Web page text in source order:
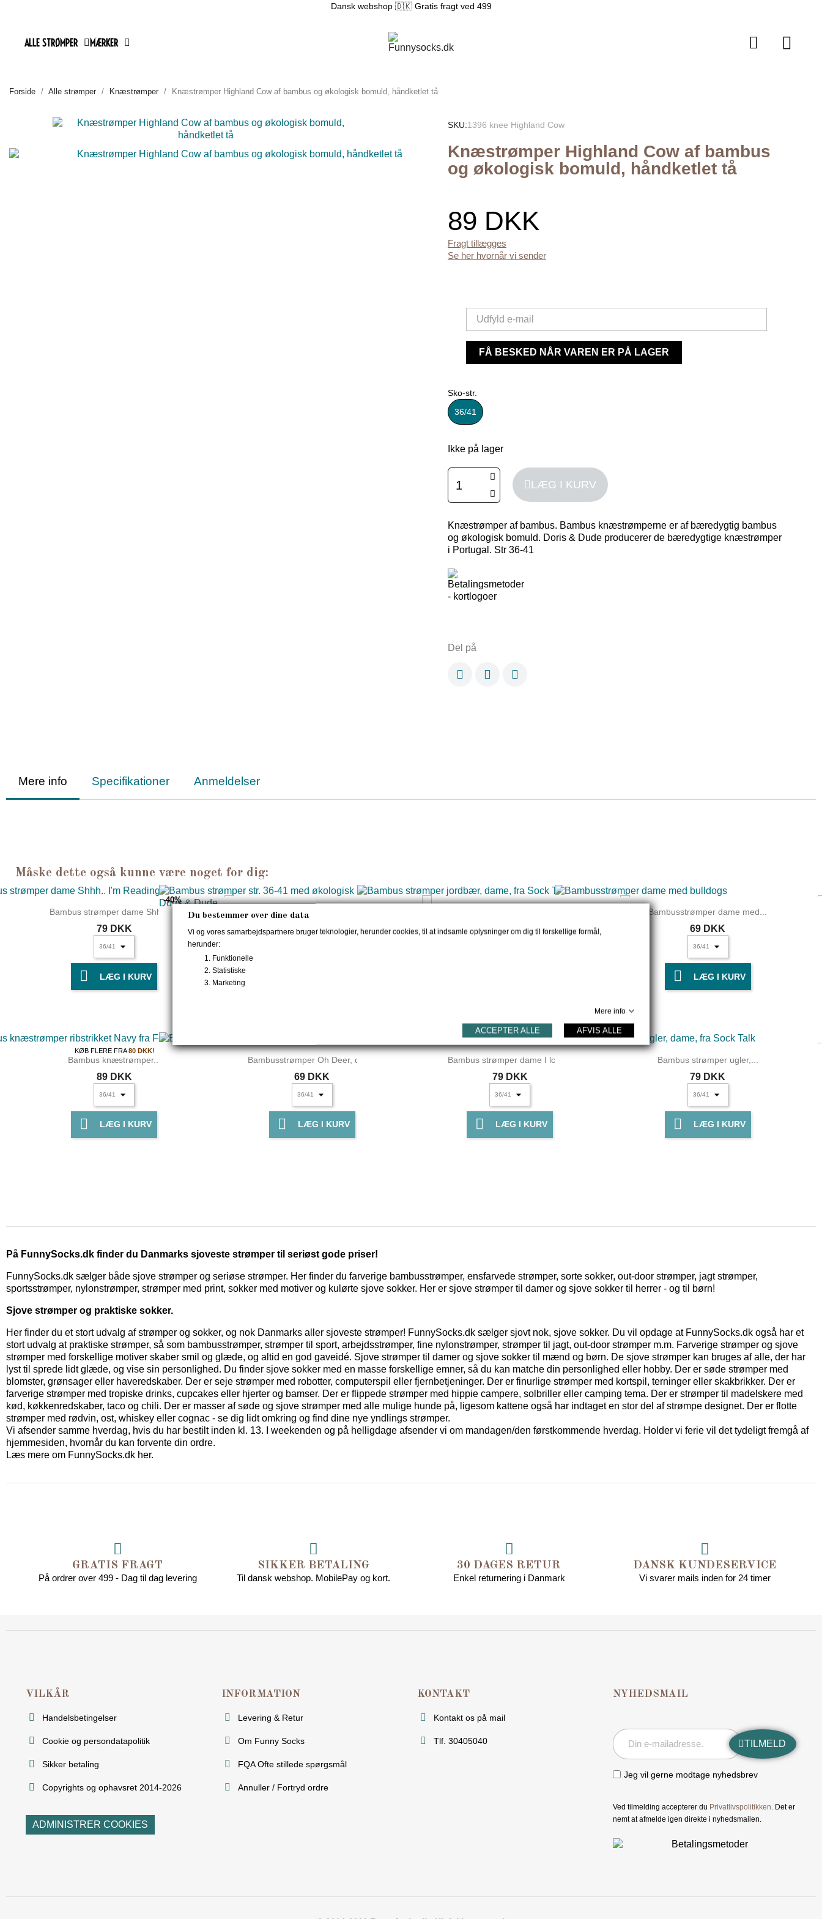
Dansk webshop 🇩🇰 Gratis fragt ved 499
ALLE STRØMPER MÆRKER
Forside Alle strømper Knæstrømper Knæstrømper Highland Cow af bambus og økologisk bomuld, håndketlet tå
SKU 1396 knee Highland Cow
Knæstrømper Highland Cow af bambus
og økologisk bomuld, håndketlet tå
89 DKK
Fragt tillægges
Se her hvornår vi sender
FÅ BESKED NÅR VAREN ER PÅ LAGER
Sko-str.
36/41
Ikke på lager
LÆG I KURV
Knæstrømper af bambus. Bambus knæstrømperne er af bæredygtig bambus
og økologisk bomuld. Doris & Dude producerer de bæredygtige knæstrømper
i Portugal. Str 36-41
Del på
Mere info Specifikationer Anmeldelser
Måske dette også kunne være noget for dig:
Bambus strømper dame Shhh.....
79 DKK
 LÆG I KURV
-40%
79 DKK
Bambusstrømper dame med...
69 DKK
 LÆG I KURV
Bambus knæstrømper...
KØB FLERE FRA80 DKK!
89 DKK
 LÆG I KURV
Bambusstrømper Oh Deer, dame
69 DKK
 LÆG I KURV
Bambus strømper dame I love...
79 DKK
 LÆG I KURV
Bambus strømper ugler,...
79 DKK
 LÆG I KURV
På FunnySocks.dk finder du Danmarks sjoveste strømper til seriøst gode priser!
FunnySocks.dk sælger både sjove strømper og seriøse strømper. Her finder du farverige bambusstrømper, ensfarvede strømper, sorte sokker, out-door strømper, jagt strømper,
sportsstrømper, nylonstrømper, strømper med print, sokker med motiver og kulørte sjove sokker. Her er sjove strømper til damer og sjove sokker til herrer - og til børn!
Sjove strømper og praktiske sokker.
Her finder du et stort udvalg af strømper og sokker, og nok Danmarks aller sjoveste strømper! FunnySocks.dk sælger sjovt nok, sjove sokker. Du vil opdage at FunnySocks.dk også har et
stort udvalg at praktiske strømper, så som bambusstrømper, strømper til sport, arbejdsstrømper, fine nylonstrømper, strømper til jagt, out-door strømper m.m. Farverige strømper og sjove
strømper med forskellige motiver skaber smil og glæde, og altid en god gaveidé. Sjove strømper til damer og sjove sokker til mænd og børn. De sjove strømper kan bruges af alle, der har
lyst til sprede lidt glæde, og vise sin personlighed. Du finder sjove sokker med en masse forskellige emner, så du kan matche din personlighed eller hobby. Der er søde strømper med
blomster, grønsager eller haveredskaber. Der er seje strømper med robotter, computerspil eller fjernbetjeninger. Der er finurlige strømper med kortspil, terninger eller skakbrikker. Der er
farverige strømper med tropiske drinks, cupcakes eller hjerter og bamser. Der er flippede strømper med hippie campere, solbriller eller camping tema. Der er strømper til madelskere med
kød, køkkenredskaber, taco og chili. Der er masser af søde og sjove strømper med alle mulige hunde på, ligesom kattene også har indtaget en stor del af strømpe designet. Der er flotte
strømper med rødvin, ost, whiskey eller cognac - se dig lidt omkring og find dine nye yndlings strømper.
Vi afsender samme hverdag, hvis du har bestilt inden kl. 13. I weekenden og på helligdage afsender vi om mandagen/den førstkommende hverdag. Holder vi ferie vil det tydeligt fremgå af
hjemmesiden, hvornår du kan forvente din ordre.
Læs mere om FunnySocks.dk her.
GRATIS FRAGT
På ordrer over 499 - Dag til dag levering
SIKKER BETALING
Til dansk webshop. MobilePay og kort.
30 DAGES RETUR
Enkel returnering i Danmark
DANSK KUNDESERVICE
Vi svarer mails inden for 24 timer
VILKÅR
Handelsbetingelser
Cookie og persondatapolitik
Sikker betaling
Copyrights og ophavsret 2014-2026
ADMINISTRER COOKIES
INFORMATION
Levering & Retur
Om Funny Socks
FQA Ofte stillede spørgsmål
Annuller / Fortryd ordre
KONTAKT
Kontakt os på mail
Tlf. 30405040
NYHEDSMAIL
TILMELD
Jeg vil gerne modtage nyhedsbrev
Ved tilmelding accepterer du Privatlivspolitikken . Det er
nemt at afmelde igen direkte i nyhedsmailen.
Du bestemmer over dine data
Vi og vores samarbejdspartnere bruger teknologier, herunder cookies, til at indsamle oplysninger om dig til forskellige formål,
herunder:
Funktionelle
Statistiske
Marketing
Mere info
ACCEPTER ALLE AFVIS ALLE